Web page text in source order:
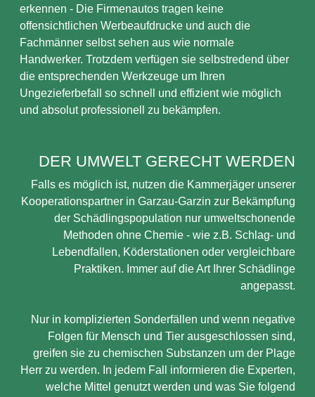
erkennen - Die Firmenautos tragen keine
offensichtlichen Werbeaufdrucke und auch die
Fachmänner selbst sehen aus wie normale
Handwerker. Trotzdem verfügen sie selbstredend über
die entsprechenden Werkzeuge um Ihren
Ungezieferbefall so schnell und effizient wie möglich
und absolut professionell zu bekämpfen.
DER UMWELT GERECHT WERDEN
Falls es möglich ist, nutzen die Kammerjäger unserer
Kooperationspartner in Garzau-Garzin zur Bekämpfung
der Schädlingspopulation nur umweltschonende
Methoden ohne Chemie - wie z.B. Schlag- und
Lebendfallen, Köderstationen oder vergleichbare
Praktiken. Immer auf die Art Ihrer Schädlinge
angepasst.
Nur in komplizierten Sonderfällen und wenn negative
Folgen für Mensch und Tier ausgeschlossen sind,
greifen sie zu chemischen Substanzen um der Plage
Herr zu werden. In jedem Fall informieren die Experten,
welche Mittel genutzt werden und was Sie folgend